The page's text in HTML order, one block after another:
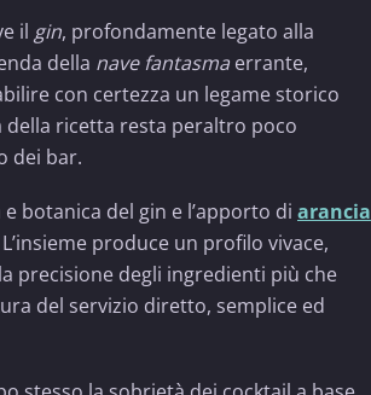
il gin, profondamente legato alla
della nave fantasma errante,
con certezza un legame storico
della ricetta resta peraltro poco
dei bar.
botanica del gin e l’apporto di arancia
L’insieme produce un profilo vivace,
precisione degli ingredienti più che
del servizio diretto, semplice ed